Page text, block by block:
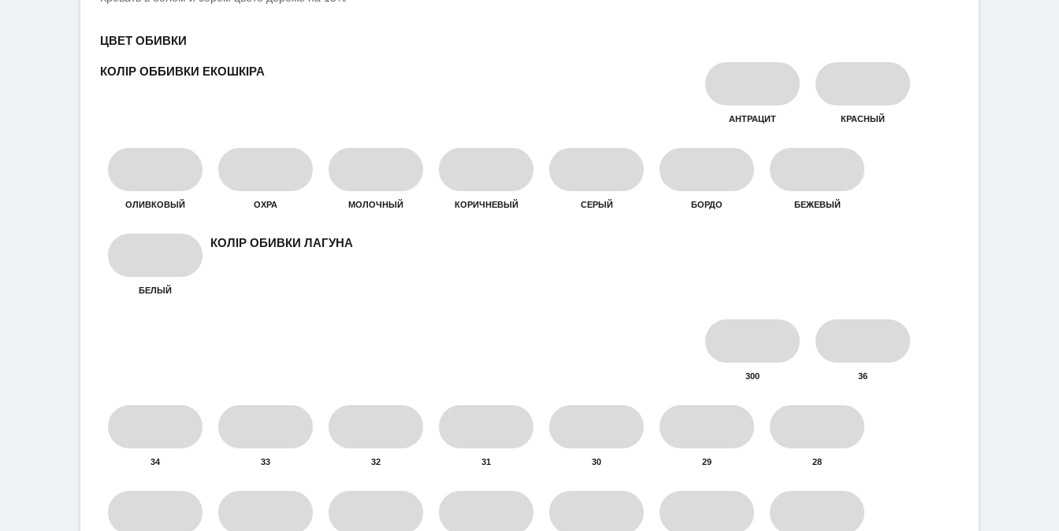
ЦВЕТ ОБИВКИ
КОЛІР ОББИВКИ ЕКОШКІРА
АНТРАЦИТ КРАСНЫЙ
ОЛИВКОВЫЙ ОХРА МОЛОЧНЫЙ КОРИЧНЕВЫЙ СЕРЫЙ БОРДО БЕЖЕВЫЙ
БЕЛЫЙ
КОЛІР ОБИВКИ ЛАГУНА
300 36
34 33 32 31 30 29 28